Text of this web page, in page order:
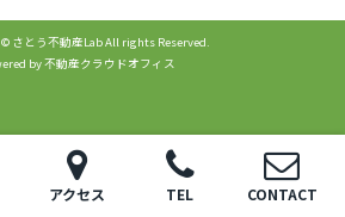
電話 お問い合わせ
アクセス TEL CONTACT
さとう不動産Lab All rights Reserved.
by 不動産クラウドオフィス